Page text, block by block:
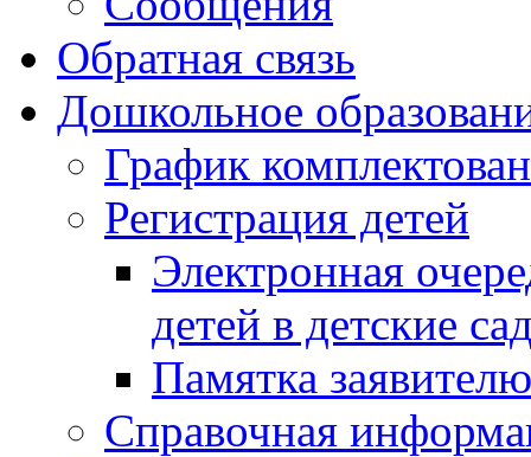
Обратная связь
Дошкольное
График
Регистрация детей
Электронная
детей в детские
Памятка заявителю
Справочная